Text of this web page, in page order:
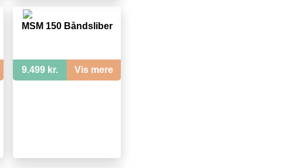
MSM 150 Båndsliber
9.499 kr. Vis mere